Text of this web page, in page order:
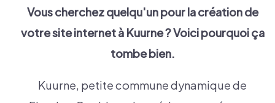
Vous cherchez quelqu'un pour la création de
votre site internet à Kuurne? Voici pourquoi ça
tombe bien.
Kuurne, petite commune dynamique de